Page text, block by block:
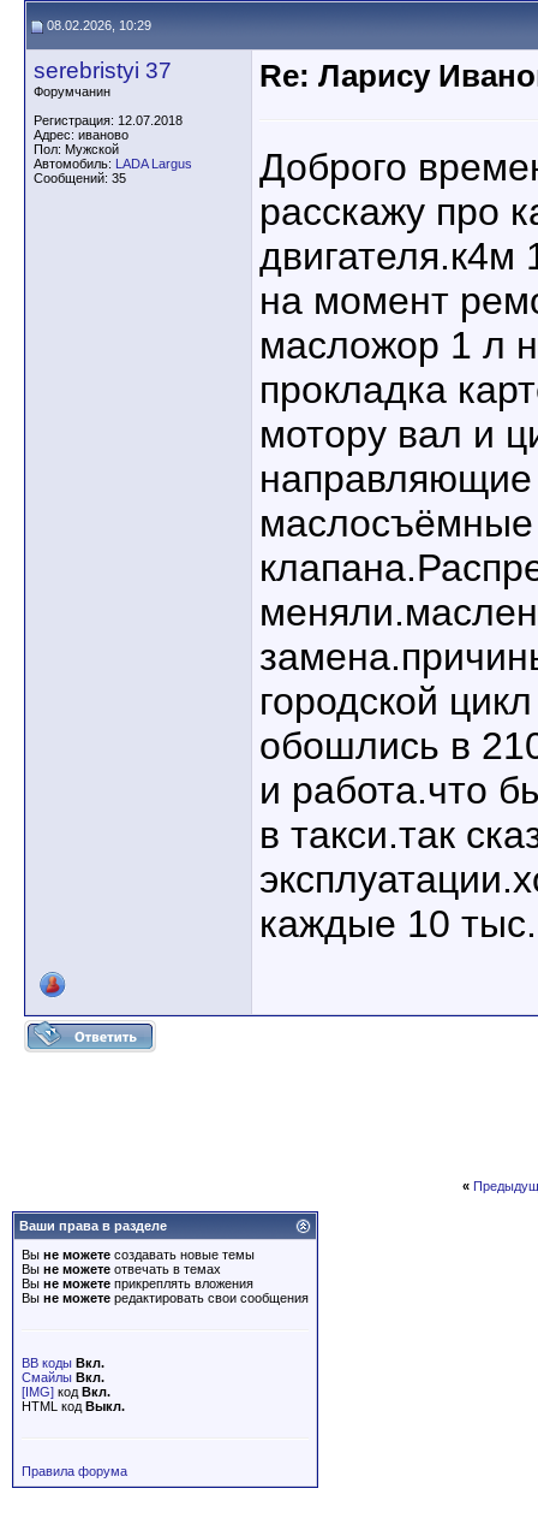
08.02.2026, 10:29
serebristyi 37
Форумчанин
Регистрация: 12.07.2018
Адрес: иваново
Пол: Мужской
Автомобиль: LADA Largus
Сообщений: 35
Re: Ларису
Доброго
расскажу про
двигателя.к4м
на момент
масложор 1 л
прокладка
мотору вал и
направляющие
маслосъёмные
городской
обошлись в
и работа.что
в такси.так
каждые 10 тыс.
«
Ваши права в разделе
Вы не можете создавать новые темы
Вы не можете отвечать в темах
Вы не можете прикреплять вложения
Вы не можете редактировать свои сообщения
BB коды Вкл.
Смайлы Вкл.
[IMG] код Вкл.
HTML код Выкл.
Правила форума